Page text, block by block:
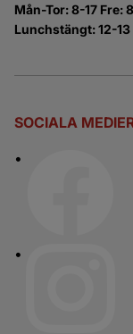
Mån-Tor: 8-17 Fre:
Lunchstängt: 12-13
SOCIALA